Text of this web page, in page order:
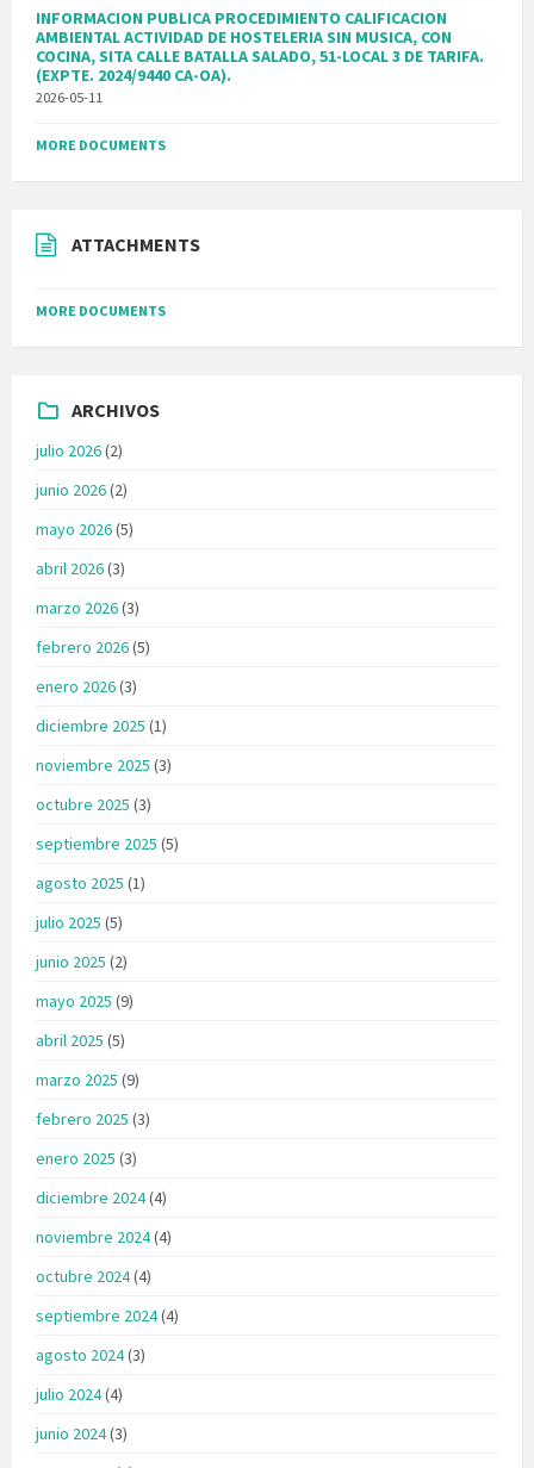
INFORMACION PUBLICA PROCEDIMIENTO CALIFICACION
AMBIENTAL ACTIVIDAD DE HOSTELERIA SIN MUSICA, CON
COCINA, SITA CALLE BATALLA SALADO, 51-LOCAL 3 DE TARIFA.
(EXPTE. 2024/9440 CA-OA).
2026-05-11
MORE DOCUMENTS
ATTACHMENTS
MORE DOCUMENTS
ARCHIVOS
julio 2026(2)
junio 2026(2)
mayo 2026(5)
abril 2026(3)
marzo 2026(3)
febrero 2026(5)
enero 2026(3)
diciembre 2025 (1)
noviembre 2025 (3)
octubre 2025 (3)
septiembre 2025 (5)
agosto 2025 (1)
julio 2025 (5)
junio 2025 (2)
mayo 2025 (9)
abril 2025 (5)
marzo 2025 (9)
febrero 2025 (3)
enero 2025 (3)
diciembre 2024(4)
noviembre 2024(4)
octubre 2024(4)
septiembre 2024(4)
agosto 2024(3)
julio 2024(4)
junio 2024(3)